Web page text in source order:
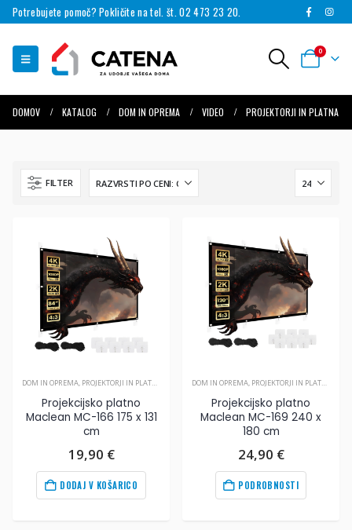
Potrebujete pomoč? Pokličite na tel. št. 02 473 23 20.
0
DOMOV KATALOG DOM IN OPREMA VIDEO PROJEKTORJI IN PLATNA
FILTER
DOM IN OPREMA, PROJEKTORJI IN PLATNA
Projekcijsko platno
Maclean MC-166 175 x 131
cm
19,90 €
DODAJ V KOŠARICO
DOM IN OPREMA, PROJEKTORJI IN PLATNA
Projekcijsko platno
Maclean MC-169 240 x
180 cm
24,90 €
PODROBNOSTI